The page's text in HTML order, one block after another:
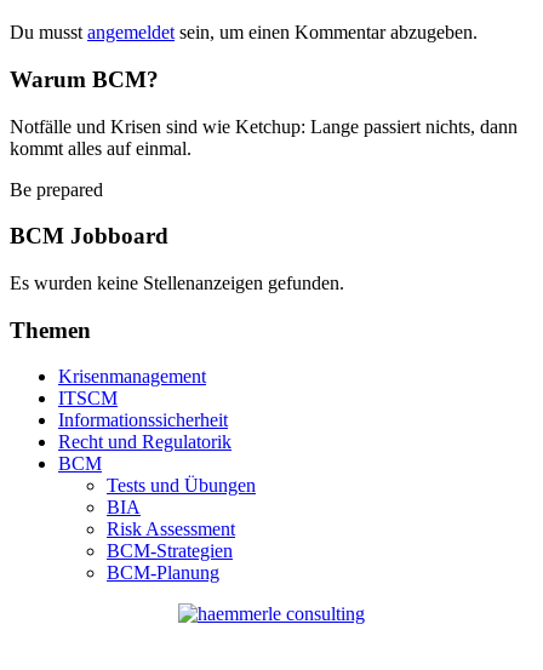
Du musst angemeldet sein, um einen Kommentar abzugeben.
Warum BCM?
Notfälle und Krisen sind wie Ketchup: Lange passiert nichts, dann
kommt alles auf einmal.
Be prepared
BCM Jobboard
Es wurden keine Stellenanzeigen gefunden.
Themen
Krisenmanagement
ITSCM
Informationssicherheit
Recht und Regulatorik
BCM
Tests und Übungen
BIA
Risk Assessment
BCM-Strategien
BCM-Planung